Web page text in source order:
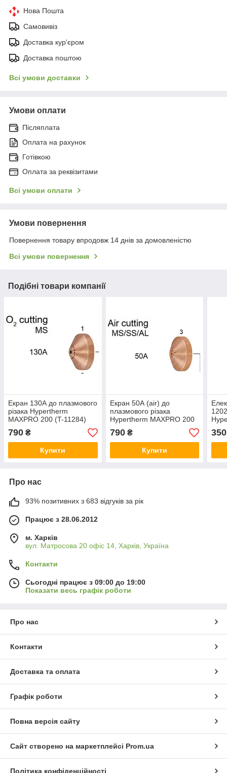
Нова Пошта
Самовивіз
Доставка кур'єром
Доставка поштою
Всі умови доставки
Умови оплати
Післяплата
Оплата на рахунок
Готівкою
Оплата за реквізитами
Всі умови оплати
Умови повернення
Повернення товару впродовж 14 днів за домовленістю
Всі умови повернення
Подібні товари компанії
Екран 130А до плазмового
різака Hypertherm
MAXPRO 200 (T-11284)
790 ₴
Купити
Екран 50А (air) до
плазмового різака
Hypertherm MAXPRO 200
(T-11283)
790₴
Купити
350
Про нас
93% позитивних з 683 відгуків за рік
Працює з 28.06.2012
м. Харків
вул. Матросова 20 офіс 14, Харків, Україна
Контакти
Сьогодні працює з 09:00 до 19:00
Показати весь графік роботи
Про нас
Контакти
Доставка та оплата
Графік роботи
Повна версія сайту
Сайт створено на маркетплейсі Prom.ua
Політика конфіденційності